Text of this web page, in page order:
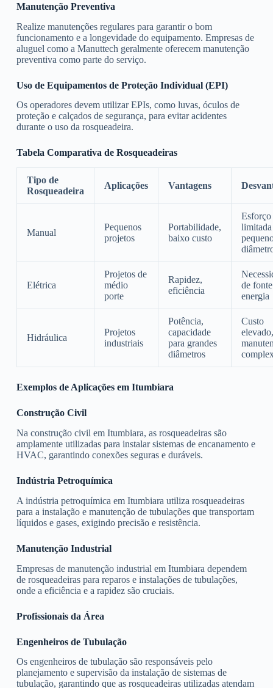
Manutenção Preventiva
Realize manutenções regulares para garantir o bom
funcionamento e a longevidade do equipamento. Empresas de
aluguel como a Manuttech geralmente oferecem manutenção
preventiva como parte do serviço.
Uso de Equipamentos de Proteção Individual (EPI)
Os operadores devem utilizar EPIs, como luvas, óculos de
proteção e calçados de segurança, para evitar acidentes
durante o uso da rosqueadeira.
Tabela Comparativa de Rosqueadeiras
Tipo de
Rosqueadeira
Aplicações Vantagens
Manual
Pequenos
projetos
Portabilidade,
baixo custo
limitada
Elétrica
Projetos de
médio
porte
Rapidez,
eficiência
de
energia
Hidráulica
Projetos
industriais
Potência,
capacidade
para grandes
diâmetros
Custo
elevado,
Exemplos de Aplicações em Itumbiara
Construção Civil
Na construção civil em Itumbiara, as rosqueadeiras são
amplamente utilizadas para instalar sistemas de encanamento e
HVAC, garantindo conexões seguras e duráveis.
Indústria Petroquímica
A indústria petroquímica em Itumbiara utiliza rosqueadeiras
para a instalação e manutenção de tubulações que transportam
líquidos e gases, exigindo precisão e resistência.
Manutenção Industrial
Empresas de manutenção industrial em Itumbiara dependem
de rosqueadeiras para reparos e instalações de tubulações,
onde a eficiência e a rapidez são cruciais.
Profissionais da Área
Engenheiros de Tubulação
Os engenheiros de tubulação são responsáveis pelo
planejamento e supervisão da instalação de sistemas de
tubulação, garantindo que as rosqueadeiras utilizadas atendam